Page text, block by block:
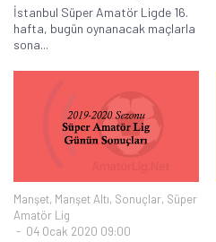
İstanbul Süper Amatör Ligde 16.
hafta, bugün oynanacak maçlarla
sona...
Manşet, Manşet Altı, Sonuçlar, Süper
Amatör Lig
04 Ocak 2020 09:00